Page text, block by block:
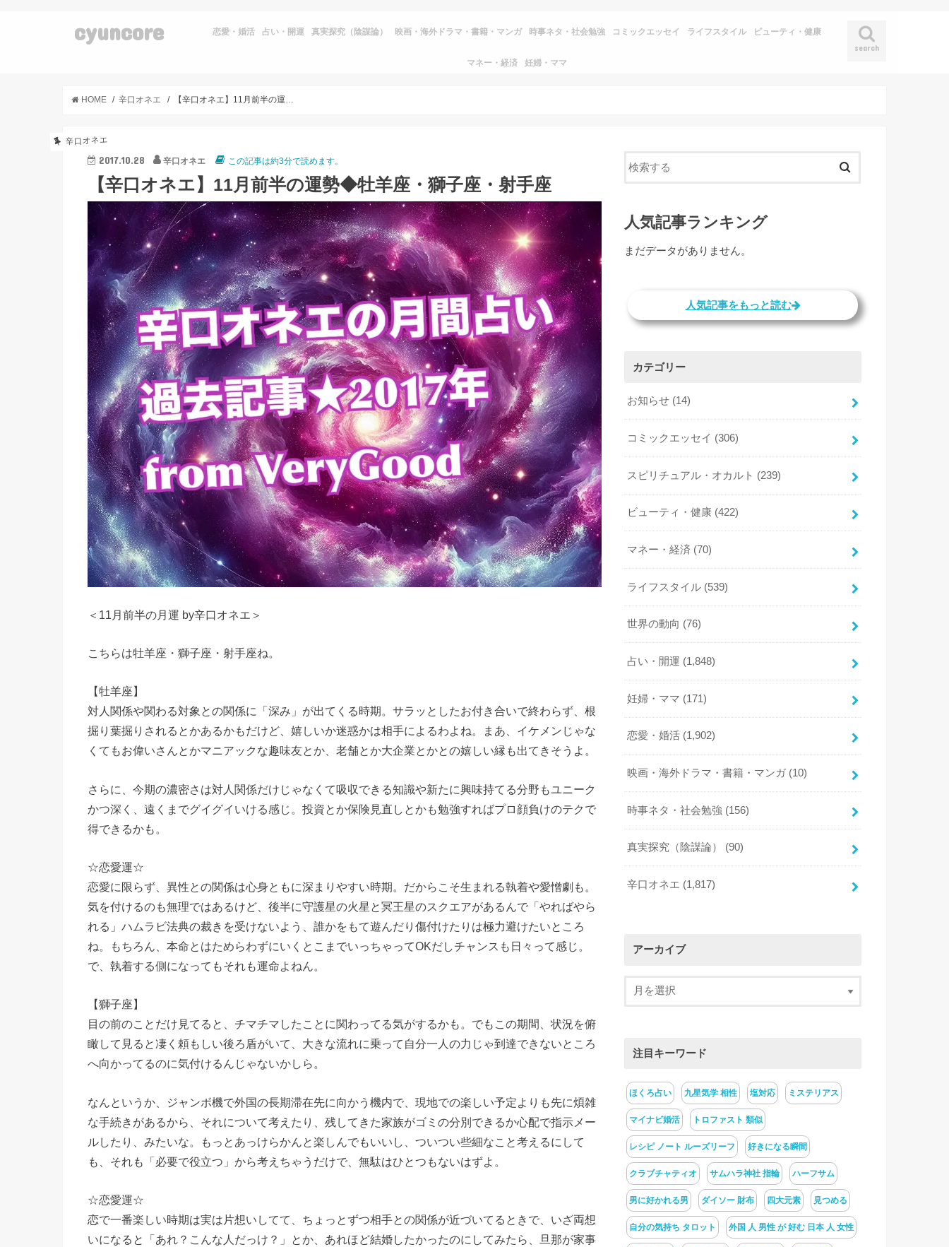
cyuncore
search
恋愛・婚活 占い・開運 真実探究（陰謀論） 映画・海外ドラマ・書籍・マンガ 時事ネタ・社会勉強 コミックエッセイ ライフスタイル ビューティ・健康
マネー・経済 妊婦・ママ
HOME 辛口オネエ
辛口オネエ
2017.10.28 辛口オネエ この記事は約3分で読めます。
【辛口オネエ】11月前半の運勢◆牡羊座・獅子座・射手座
＜11月前半の月運 by辛口オネエ＞
こちらは牡羊座・獅子座・射手座ね。
【牡羊座】
対人関係や関わる対象との関係に「深み」が出てくる時期。サラッとしたお付き合いで終わらず、根
掘り葉掘りされるとかあるかもだけど、嬉しいか迷惑かは相手によるわよね。まあ、イケメンじゃな
くてもお偉いさんとかマニアックな趣味友とか、老舗とか大企業とかとの嬉しい縁も出てきそうよ。
さらに、今期の濃密さは対人関係だけじゃなくて吸収できる知識や新たに興味持てる分野もユニーク
かつ深く、遠くまでグイグイいける感じ。投資とか保険見直しとかも勉強すればプロ顔負けのテクで
得できるかも。
☆恋愛運☆
恋愛に限らず、異性との関係は心身ともに深まりやすい時期。だからこそ生まれる執着や愛憎劇も。
気を付けるのも無理ではあるけど、後半に守護星の火星と冥王星のスクエアがあるんで「やればやら
れる」ハムラビ法典の裁きを受けないよう、誰かをもて遊んだり傷付けたりは極力避けたいところ
ね。もちろん、本命とはためらわずにいくとこまでいっちゃってOKだしチャンスも日々って感じ。
で、執着する側になってもそれも運命よねん。
【獅子座】
目の前のことだけ見てると、チマチマしたことに関わってる気がするかも。でもこの期間、状況を俯
瞰して見ると凄く頼もしい後ろ盾がいて、大きな流れに乗って自分一人の力じゃ到達できないところ
へ向かってるのに気付けるんじゃないかしら。
なんというか、ジャンボ機で外国の長期滞在先に向かう機内で、現地での楽しい予定よりも先に煩雑
な手続きがあるから、それについて考えたり、残してきた家族がゴミの分別できるか心配で指示メー
ルしたり、みたいな。もっとあっけらかんと楽しんでもいいし、ついつい些細なこと考えるにして
も、それも「必要で役立つ」から考えちゃうだけで、無駄はひとつもないはずよ。
☆恋愛運☆
恋で一番楽しい時期は実は片想いしてて、ちょっとずつ相手との関係が近づいてるときで、いざ両想
いになると「あれ？こんな人だっけ？」とか、あれほど結婚したかったのにしてみたら、旦那が家事
人気記事ランキング
まだデータがありません。
人気記事をもっと読む
カテゴリー
お知らせ (14)
コミックエッセイ (306)
スピリチュアル・オカルト (239)
ビューティ・健康 (422)
マネー・経済 (70)
ライフスタイル (539)
世界の動向 (76)
占い・開運 (1,848)
妊婦・ママ (171)
恋愛・婚活 (1,902)
映画・海外ドラマ・書籍・マンガ (10)
時事ネタ・社会勉強 (156)
真実探究（陰謀論） (90)
辛口オネエ (1,817)
アーカイブ
注目キーワード
ほくろ占い 九星気学 相性 塩対応 ミステリアス
マイナビ婚活 トロファスト 類似
レシピ ノート ルーズリーフ 好きになる瞬間
クラブチャティオ サムハラ神社 指輪 ハーフサム
男に好かれる男 ダイソー 財布 四大元素 見つめる
自分の気持ち タロット 外国 人 男性 が 好む 日本 人 女性